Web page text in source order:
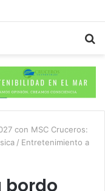
con MSC Cruceros:
/ Entretenimiento a
bordo